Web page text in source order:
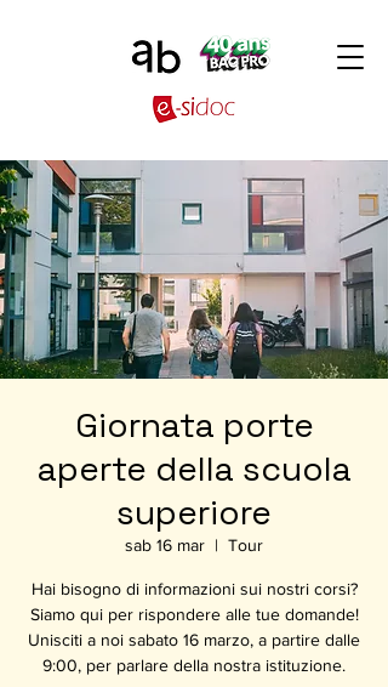
Giornata porte
aperte della scuola
superiore
sab 16 mar
  |
Tour
Hai bisogno di informazioni sui nostri corsi?
Siamo qui per rispondere alle tue domande!
Unisciti a noi sabato 16 marzo, a partire dalle
9:00, per parlare della nostra istituzione.